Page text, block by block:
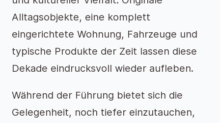
Alltagsobjekte, eine komplett
eingerichtete Wohnung, Fahrzeuge und
typische Produkte der Zeit lassen diese
Dekade eindrucksvoll wieder aufleben.
Während der Führung bietet sich die
Gelegenheit, noch tiefer einzutauchen,